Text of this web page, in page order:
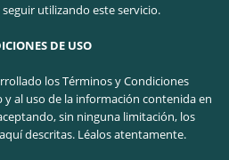
utilizando este servicio.
DE USO
los Términos y Condiciones
al uso de la información contenida en
sin ninguna limitación, los
descritas. Léalos atentamente.